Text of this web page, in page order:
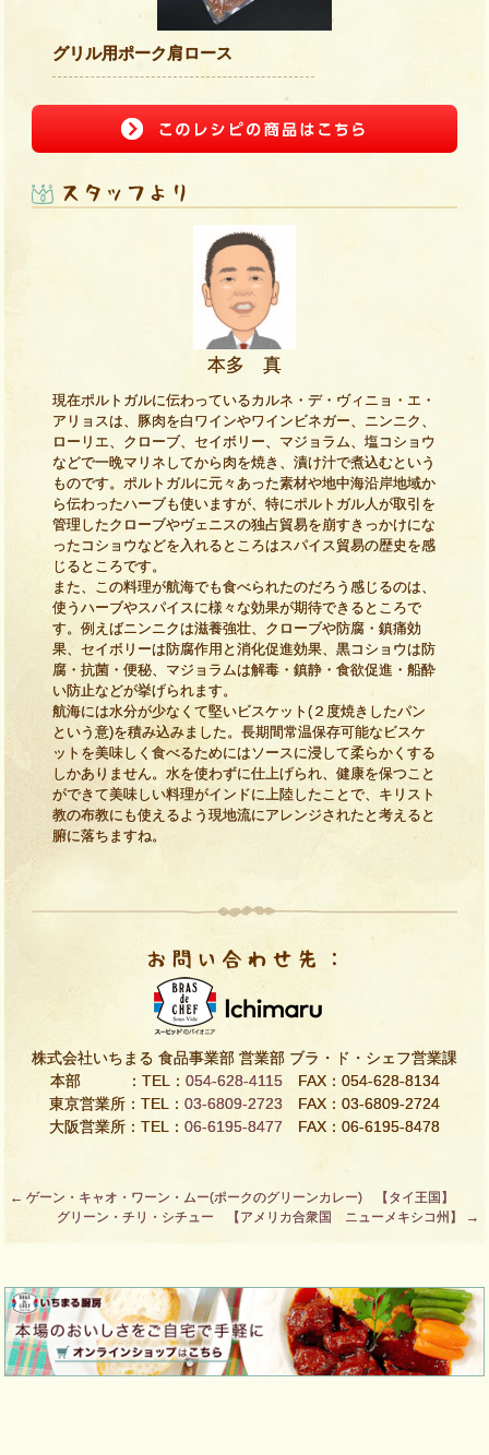
グリル用ポーク肩ロース
本多 真
現在ポルトガルに伝わっているカルネ・デ・ヴィニョ・エ・
アリョスは、豚肉を白ワインやワインビネガー、ニンニク、
ローリエ、クローブ、セイボリー、マジョラム、塩コショウ
などで一晩マリネしてから肉を焼き、漬け汁で煮込むという
ものです。ポルトガルに元々あった素材や地中海沿岸地域か
ら伝わったハーブも使いますが、特にポルトガル人が取引を
管理したクローブやヴェニスの独占貿易を崩すきっかけにな
ったコショウなどを入れるところはスパイス貿易の歴史を感
じるところです。
また、この料理が航海でも食べられたのだろう感じるのは、
使うハーブやスパイスに様々な効果が期待できるところで
す。例えばニンニクは滋養強壮、クローブや防腐・鎮痛効
果、セイボリーは防腐作用と消化促進効果、黒コショウは防
腐・抗菌・便秘、マジョラムは解毒・鎮静・食欲促進・船酔
い防止などが挙げられます。
航海には水分が少なくて堅いビスケット(２度焼きしたパン
という意)を積み込みました。長期間常温保存可能なビスケ
ットを美味しく食べるためにはソースに浸して柔らかくする
しかありません。水を使わずに仕上げられ、健康を保つこと
ができて美味しい料理がインドに上陸したことで、キリスト
教の布教にも使えるよう現地流にアレンジされたと考えると
腑に落ちますね。
株式会社いちまる 食品事業部 営業部 ブラ・ド・シェフ営業課
本部 ：TEL： 054-628-4115FAX：054-628-8134
東京営業所：TEL： 03-6809-2723 FAX：03-6809-2724
大阪営業所：TEL： 06-6195-8477 FAX：06-6195-8478
Post
navigation
← ゲーン・キャオ・ワーン・ムー(ポークのグリーンカレー) 【タイ王国】
グリーン・チリ・シチュー 【アメリカ合衆国 ニューメキシコ州】
→